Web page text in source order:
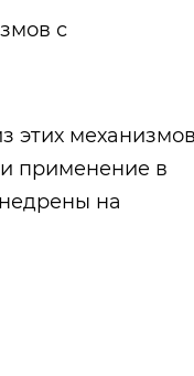
с
этих
применение в
на